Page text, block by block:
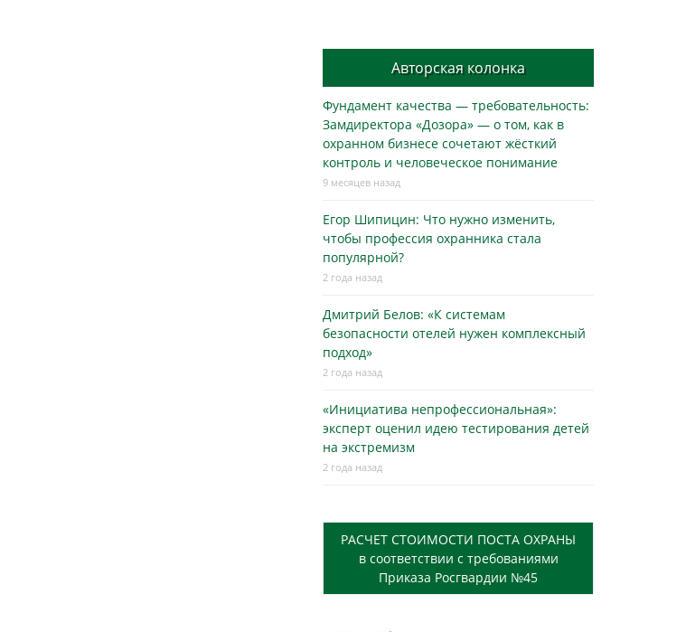
Авторская колонка
Фундамент качества — требовательность:
Замдиректора «Дозора» — о том, как в
охранном бизнесe сочетают жёсткий
контроль и человеческое понимание
9 месяцев назад
Егор Шипицин: Что нужно изменить,
чтобы профессия охранника стала
популярной?
2 года назад
Дмитрий Белов: «К системам
безопасности отелей нужен комплексный
подход»
2 года назад
«Инициатива непрофессиональная»:
эксперт оценил идею тестирования детей
на экстремизм
2 года назад
РАСЧЕТ СТОИМОСТИ ПОСТА ОХРАНЫ
в соответствии с требованиями
Приказа Росгвардии №45